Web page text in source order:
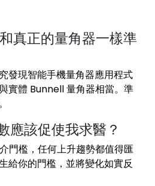
真正的量角器一樣準
發現智能手機量角器應用程式
實體 Bunnell 量角器相當。準
應該促使我求醫？
門檻，任何上升趨勢都值得匯
給你的門檻，並將變化如實反